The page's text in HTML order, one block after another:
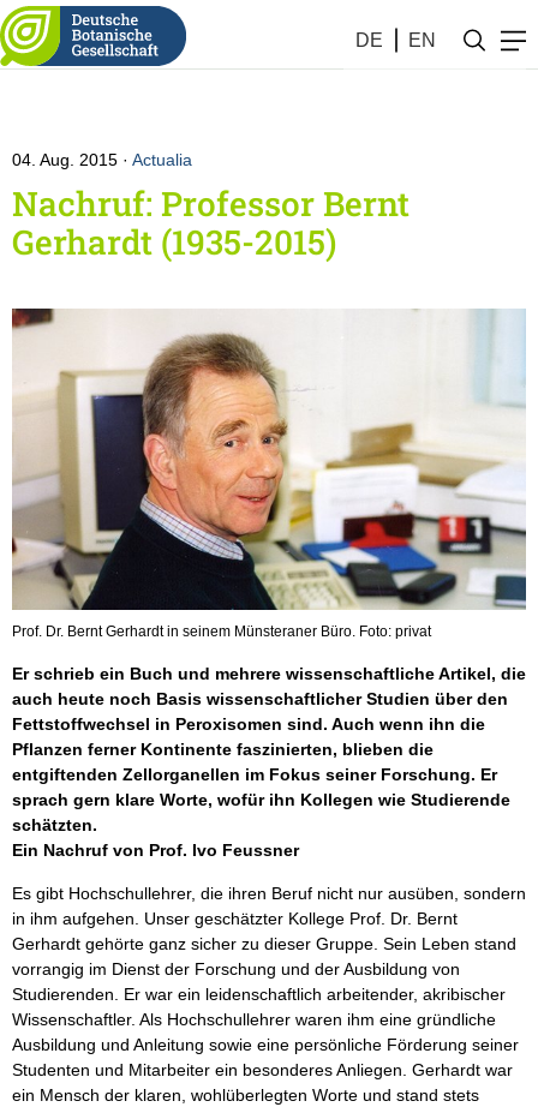
DE EN
04. Aug. 2015 Actualia
Nachruf: Professor Bernt
Gerhardt (1935-2015)
Prof. Dr. Bernt Gerhardt in seinem Münsteraner Büro. Foto: privat
Er schrieb ein Buch und mehrere wissenschaftliche Artikel, die
auch heute noch Basis wissenschaftlicher Studien über den
Fettstoffwechsel in Peroxisomen sind. Auch wenn ihn die
Pflanzen ferner Kontinente faszinierten, blieben die
entgiftenden Zellorganellen im Fokus seiner Forschung. Er
sprach gern klare Worte, wofür ihn Kollegen wie Studierende
schätzten.
Ein Nachruf von Prof. Ivo Feussner
Es gibt Hochschullehrer, die ihren Beruf nicht nur ausüben, sondern
in ihm aufgehen. Unser geschätzter Kollege Prof. Dr. Bernt
Gerhardt gehörte ganz sicher zu dieser Gruppe. Sein Leben stand
vorrangig im Dienst der Forschung und der Ausbildung von
Studierenden. Er war ein leidenschaftlich arbeitender, akribischer
Wissenschaftler. Als Hochschullehrer waren ihm eine gründliche
Ausbildung und Anleitung sowie eine persönliche Förderung seiner
Studenten und Mitarbeiter ein besonderes Anliegen. Gerhardt war
ein Mensch der klaren, wohlüberlegten Worte und stand stets